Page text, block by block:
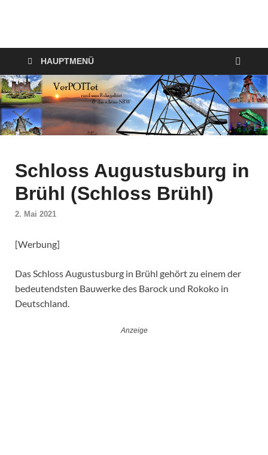
VerPOTTet
HAUPTMENÜ
Schloss Augustusburg in
Brühl (Schloss Brühl)
2. Mai 2021
[Werbung]
Das Schloss Augustusburg in Brühl gehört zu einem der
bedeutendsten Bauwerke des Barock und Rokoko in
Deutschland.